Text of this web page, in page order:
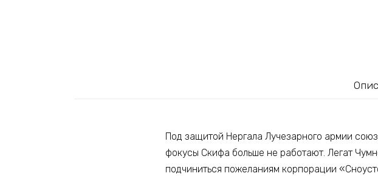
Под защитой Нергала Лучезарного армии
фокусы Скифа больше не работают. Легат
подчиниться пожеланиям корпорации